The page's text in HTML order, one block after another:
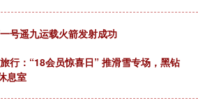
号遥九运载火箭发射成功
行：“18会员惊喜日” 推滑雪专场，黑钻
息室